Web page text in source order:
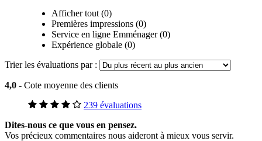
Afficher tout (0)
Premières impressions (0)
Service en ligne Emménager (0)
Expérience globale (0)
Trier les évaluations par :
4,0 - Cote moyenne des clients
239 évaluations
Dites-nous ce que vous en pensez.
Vos précieux commentaires nous aideront à mieux vous servir.